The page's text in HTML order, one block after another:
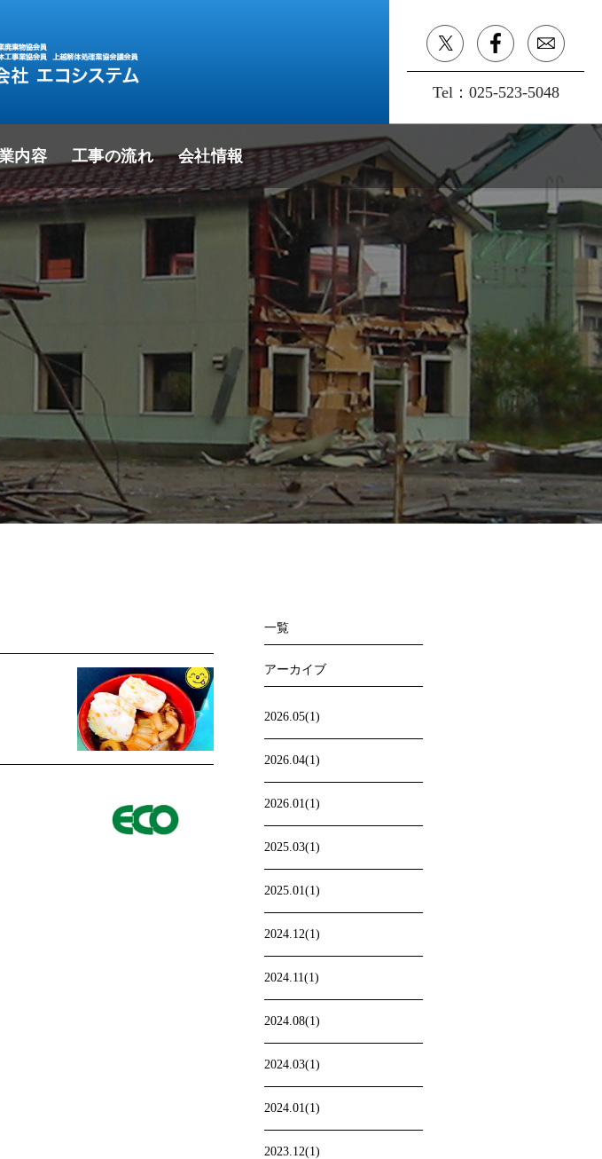
一覧
アーカイブ
2026.05(1)
2026.04(1)
2026.01(1)
2025.03(1)
2025.01(1)
2024.12(1)
2024.11(1)
2024.08(1)
2024.03(1)
2024.01(1)
2023.12(1)
内容 工事の流れ 会社情報
Tel： 025-523-5048